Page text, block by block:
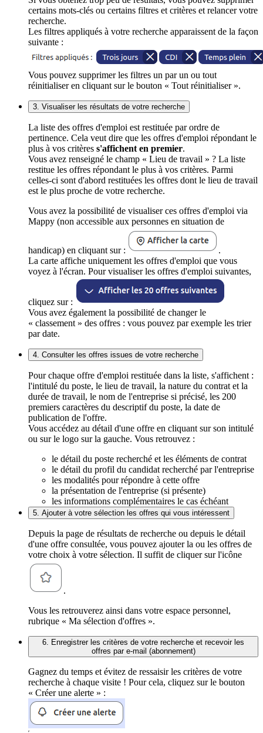
certains mots-clés ou certains filtres et critères et relancer votre
recherche.
Les filtres appliqués à votre recherche apparaissent de la façon
suivante :
Vous pouvez supprimer les filtres un par un ou tout
réinitialiser en cliquant sur le bouton « Tout réinitialiser ».
3. Visualiser les résultats de votre recherche
La liste des offres d'emploi est restituée par ordre de
pertinence. Cela veut dire que les offres d'emploi répondant le
plus à vos critères s'affichent en premier.
Vous avez renseigné le champ « Lieu de travail » ? La liste
restitue les offres répondant le plus à vos critères. Parmi
celles-ci sont d'abord restituées les offres dont le lieu de travail
est le plus proche de votre recherche.
Vous avez la possibilité de visualiser ces offres d'emploi via
Mappy (non accessible aux personnes en situation de
handicap) en cliquant sur :
.
La carte affiche uniquement les offres d'emploi que vous
voyez à l'écran. Pour visualiser les offres d'emploi suivantes,
cliquez sur :
Vous avez également la possibilité de changer le
« classement » des offres : vous pouvez par exemple les trier
par date.
4. Consulter les offres issues de votre recherche
Pour chaque offre d'emploi restituée dans la liste, s'affichent :
l'intitulé du poste, le lieu de travail, la nature du contrat et la
durée de travail, le nom de l'entreprise si précisé, les 200
premiers caractères du descriptif du poste, la date de
publication de l'offre.
Vous accédez au détail d'une offre en cliquant sur son intitulé
ou sur le logo sur la gauche. Vous retrouvez :
le détail du poste recherché et les éléments de contrat
le détail du profil du candidat recherché par l'entreprise
les modalités pour répondre à cette offre
la présentation de l'entreprise (si présente)
les informations complémentaires le cas échéant
5. Ajouter à votre sélection les offres qui vous intéressent
Depuis la page de résultats de recherche ou depuis le détail
d'une offre consultée, vous pouvez ajouter la ou les offres de
votre choix à votre sélection. Il suffit de cliquer sur l'icône
.
Vous les retrouverez ainsi dans votre espace personnel,
rubrique « Ma sélection d'offres ».
6. Enregistrer les critères de votre recherche et recevoir les
offres par e-mail (abonnement)
Gagnez du temps et évitez de ressaisir les critères de votre
recherche à chaque visite ! Pour cela, cliquez sur le bouton
« Créer une alerte » :